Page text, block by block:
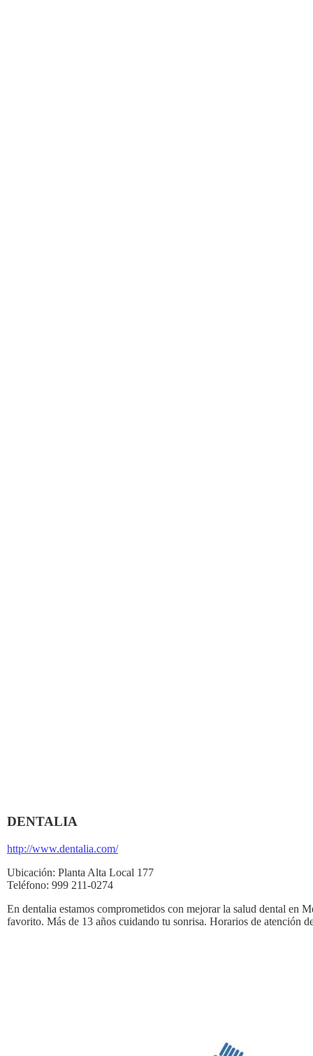
DENTALIA
http://www.dentalia.com/
Ubicación: Planta Alta Local 177
Teléfono: 999 211-0274
En dentalia estamos comprometidos con mejorar la salud dental en
favorito. Más de 13 años cuidando tu sonrisa. Horarios de atención